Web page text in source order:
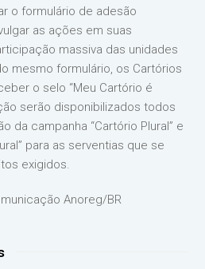
o formulário de adesão
as ações em suas
massiva das unidades
mesmo formulário, os Cartórios
o selo “Meu Cartório é
serão disponibilizados todos
da campanha “Cartório Plural” e
para as serventias que se
exigidos.
Anoreg/BR